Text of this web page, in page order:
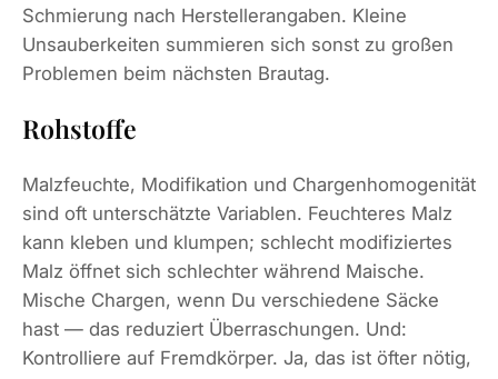
Schmierung nach Herstellerangaben. Kleine
Unsauberkeiten summieren sich sonst zu großen
Problemen beim nächsten Brautag.
Rohstoffe
Malzfeuchte, Modifikation und Chargenhomogenität
sind oft unterschätzte Variablen. Feuchteres Malz
kann kleben und klumpen; schlecht modifiziertes
Malz öffnet sich schlechter während Maische.
Mische Chargen, wenn Du verschiedene Säcke
hast — das reduziert Überraschungen. Und:
Kontrolliere auf Fremdkörper. Ja, das ist öfter nötig,